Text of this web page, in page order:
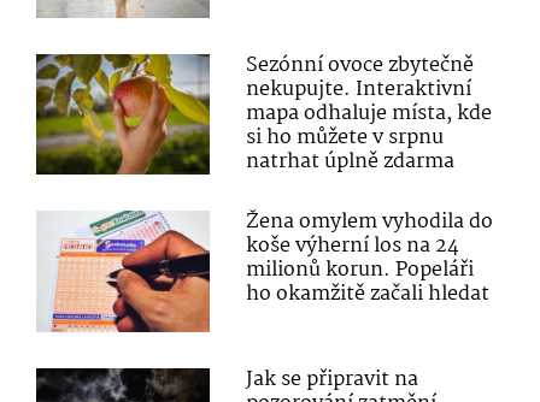
Sezónní ovoce zbytečně
nekupujte. Interaktivní
mapa odhaluje místa, kde
si ho můžete v srpnu
natrhat úplně zdarma
Žena omylem vyhodila do
koše výherní los na 24
milionů korun. Popeláři
ho okamžitě začali hledat
Jak se připravit na